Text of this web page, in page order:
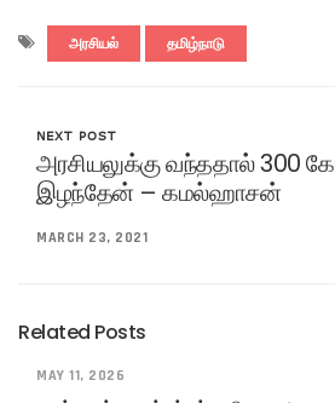
அரசியல் தமிழ்நாடு
NEXT POST
அரசியலுக்கு வந்ததால் 300
இழந்தேன் – கமல்ஹாசன்
MARCH 23, 2021
Related Posts
MAY 11, 2026